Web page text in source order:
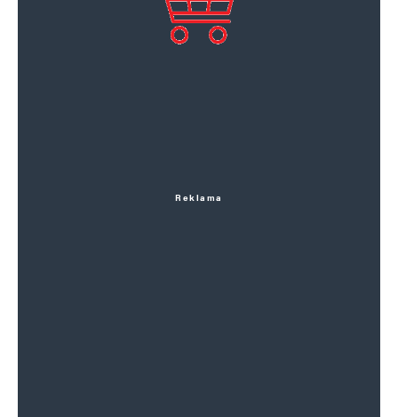
Reklama